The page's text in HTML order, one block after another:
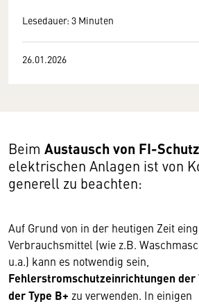
Lesedauer: 3 Minuten
26.01.2026
Beim Austausch von FI-
elektrischen Anlagen ist von
generell zu beachten:
Auf Grund von in der heutigen Zeit
Verbrauchsmittel (wie z.B.
u.a.) kann es notwendig sein,
Fehlerstromschutzeinrichtungen der
der Type B+ zu verwenden. In einigen